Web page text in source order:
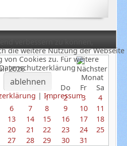
2026
Mo Di Mi Do Fr
Sa
1
2 3
4
6 7 8 9 10
11
13 14 15 16 17
18
20 21 22 23 24
25
27 28 29 30 31
verbessern zu können,
die weitere Nutzung der Webseite
von Cookies zu. Für weitere
ablehnen
| Impressum